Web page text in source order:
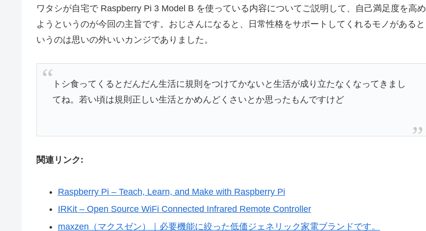
ワタシが自宅で Raspberry Pi 3 Model B を使っている内容についてご説明して、自己満足度を高め
ようというのが今回の主旨です。おじさんになると、日常性格をサポートしてくれるモノがあると
いうのは思いの外いいカンジでありました。
トシ食ってくるとだんだん生活に規則をつけてかないと生活が成り立たなくなってきまし
てね。若い頃は規則正しい生活とかめんどくさいとか思ったもんですけど
関連リンク:
Raspberry Pi – Teach, Learn, and Make with Raspberry Pi
IRKit – Open Source WiFi Connected Infrared Remote Controller
maxzen（マクスゼン）｜必要機能に絞った低価ジェネリック家電ブランドです。